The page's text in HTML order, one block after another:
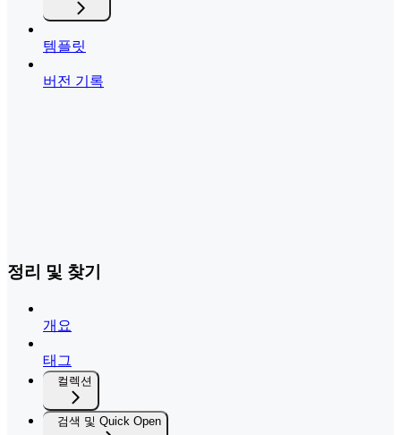
템플릿
버전 기록
정리 및 찾기
개요
태그
컬렉션
검색 및 Quick Open